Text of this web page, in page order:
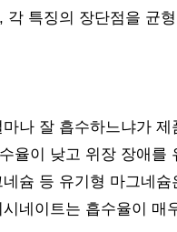
특징의 장단점을 균
나 잘 흡수하느냐가 제
율이 낮고 위장 장애를
슘 등 유기형 마그네슘
네이트는 흡수율이 매